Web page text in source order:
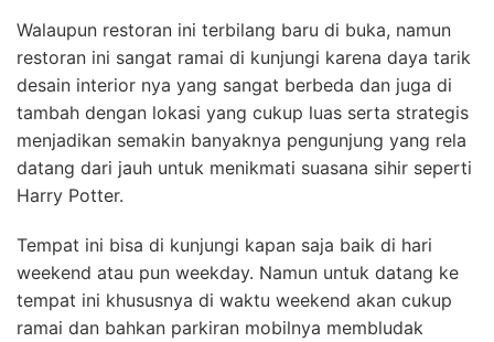
Walaupun restoran ini terbilang baru di buka, namun
restoran ini sangat ramai di kunjungi karena daya tarik
desain interior nya yang sangat berbeda dan juga di
tambah dengan lokasi yang cukup luas serta strategis
menjadikan semakin banyaknya pengunjung yang rela
datang dari jauh untuk menikmati suasana sihir seperti
Harry Potter.
Tempat ini bisa di kunjungi kapan saja baik di hari
weekend atau pun weekday. Namun untuk datang ke
tempat ini khususnya di waktu weekend akan cukup
ramai dan bahkan parkiran mobilnya membludak